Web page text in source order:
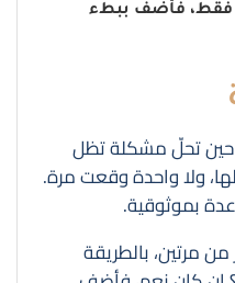
فقط، فأضف ببطء
تحلّ مشكلة تظل
ولا واحدة وقعت مرة.
بموثوقية.
مرتين، بالطريقة